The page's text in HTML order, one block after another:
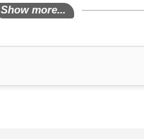
Show more...